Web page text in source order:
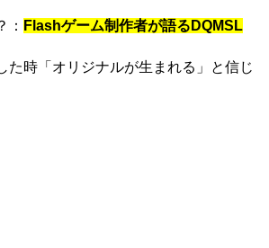
： Flashゲーム制作者が語るDQMSL
た時「オリジナルが生まれる」と信じ